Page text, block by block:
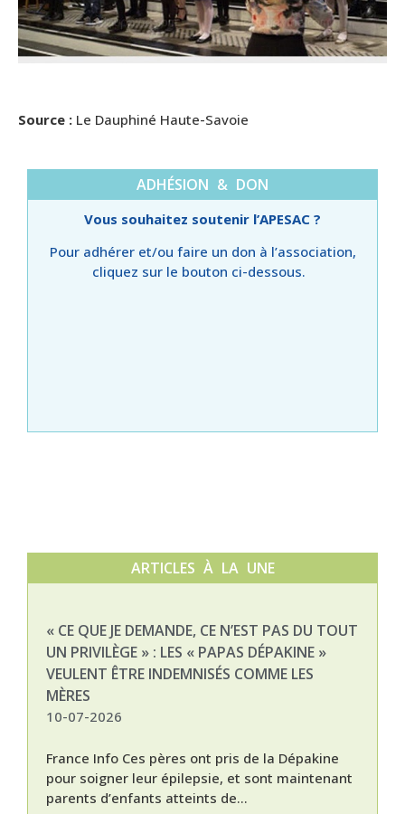
Source : Le Dauphiné Haute-Savoie
ADHÉSION & DON
Vous souhaitez soutenir l’APESAC ?
Pour adhérer et/ou faire un don à l’association,
cliquez sur le bouton ci-dessous.
ARTICLES À LA UNE
« CE QUE JE DEMANDE, CE N’EST PAS DU TOUT
UN PRIVILÈGE » : LES « PAPAS DÉPAKINE »
VEULENT ÊTRE INDEMNISÉS COMME LES
MÈRES
10-07-2026
France Info Ces pères ont pris de la Dépakine
pour soigner leur épilepsie, et sont maintenant
parents d’enfants atteints de...